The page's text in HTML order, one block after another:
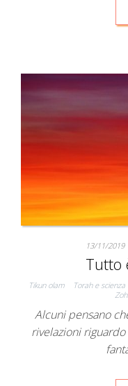
13/11/2019
Tutto
Tikun olam Torah e scienza
Alcuni pensano
rivelazioni